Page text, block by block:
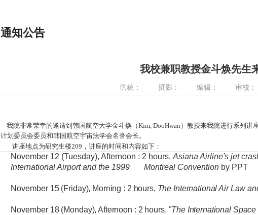
通知公告
我校兼职教授金斗焕先生
供稿： 摄影： 编辑： 审核：
我院非常荣幸的邀请到韩国航空大学金斗焕（Kim, DooHwan）教授来我院进行系列
计划委员会委员和韩国航空宇宙法学会名誉会长。
讲座地点为研究生楼209，讲座的时间和内容如下：
November 12 (Tuesday), Afternoon : 2 hours, Asiana Airline's jet
International Airport and the 1999 Montreal Convention by PPT
November 15 (Friday), Morning : 2 hours, The International Air Law
November 18 (Monday), Afternoon : 2 hours, "The International